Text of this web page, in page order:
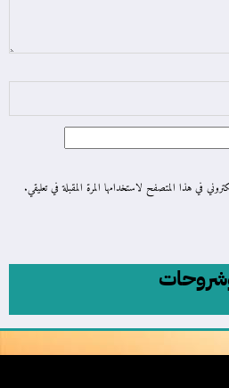
في هذا المتصفح لاستخدامها المرة المقبلة في تعليقي.